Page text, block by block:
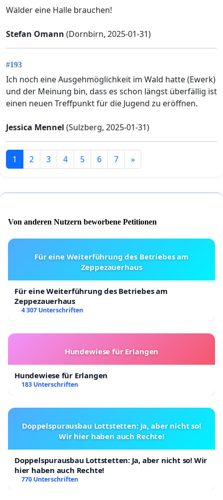
Wälder eine Halle brauchen!
Stefan Omann (Dornbirn, 2025-01-31)
#193
Ich noch eine Ausgehmöglichkeit im Wald hatte (Ewerk)
und der Meinung bin, dass es schon längst überfällig ist
einen neuen Treffpunkt für die Jugend zu eröffnen.
Jessica Mennel (Sulzberg, 2025-01-31)
1 2 3 4 5 6 7 »
Von anderen Nutzern beworbene Petitionen
Für eine Weiterführung des Betriebes am
Zeppezauerhaus
Für eine Weiterführung des Betriebes am
Zeppezauerhaus
4 307 Unterschriften
Hundewiese für Erlangen
Hundewiese für Erlangen
183 Unterschriften
Doppelspurausbau Lottstetten: Ja, aber nicht so!
Wir hier haben auch Rechte!
Doppelspurausbau Lottstetten: Ja, aber nicht so! Wir
hier haben auch Rechte!
770 Unterschriften